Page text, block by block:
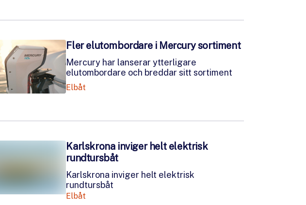
Fler elutombordare i Mercury sortiment
Mercury har lanserar ytterligare
elutombordare och breddar sitt sortiment
Elbåt
Karlskrona inviger helt elektrisk
rundtursbåt
Karlskrona inviger helt elektrisk
rundtursbåt
Elbåt